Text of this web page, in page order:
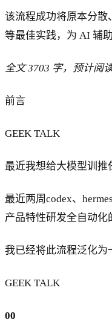
该流程成功将原本分
等最佳实践，为 AI 辅
全文 3703 字，预计阅
前言
GEEK TALK
最近我想给大模型训推
最近两周codex、
产品特性研发全自动化
我已经将此流程泛化为
GEEK TALK
00